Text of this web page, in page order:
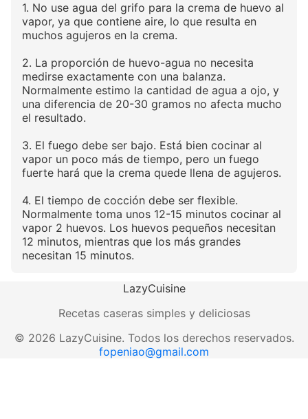
1. No use agua del grifo para la crema de huevo al
vapor, ya que contiene aire, lo que resulta en
muchos agujeros en la crema.
2. La proporción de huevo-agua no necesita
medirse exactamente con una balanza.
Normalmente estimo la cantidad de agua a ojo, y
una diferencia de 20-30 gramos no afecta mucho
el resultado.
3. El fuego debe ser bajo. Está bien cocinar al
vapor un poco más de tiempo, pero un fuego
fuerte hará que la crema quede llena de agujeros.
4. El tiempo de cocción debe ser flexible.
Normalmente toma unos 12-15 minutos cocinar al
vapor 2 huevos. Los huevos pequeños necesitan
12 minutos, mientras que los más grandes
necesitan 15 minutos.
LazyCuisine
Recetas caseras simples y deliciosas
© 2026 LazyCuisine. Todos los derechos reservados.
fopeniao@gmail.com